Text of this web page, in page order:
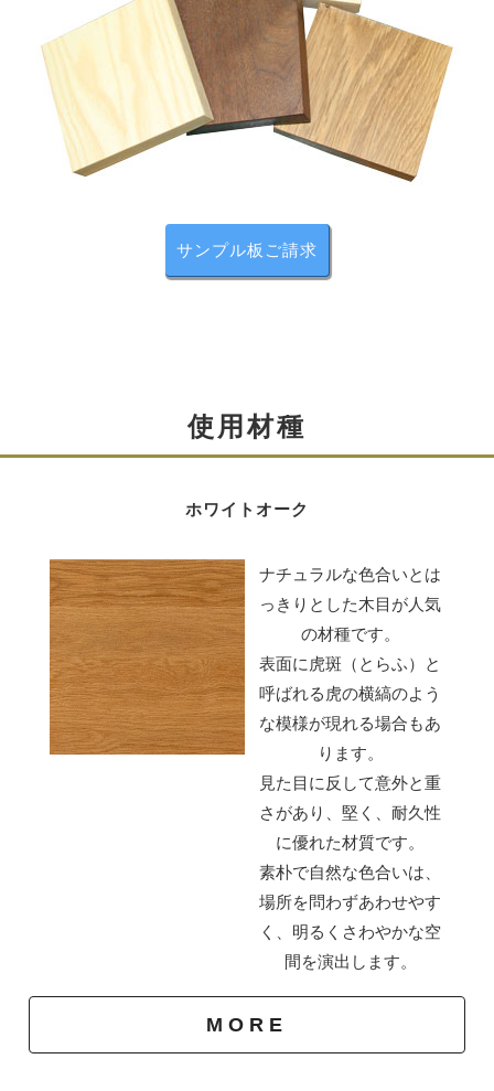
お好みでオイル塗装またはセラウッド塗装を無料でお選
いる本来の色・手触り・香りを楽しむことができます。
優れています。熱の影響もほとんど受けず、テーブルな
どで起こる輪染みの発生も抑えます。
オイル塗装・セラウッド塗装の違い
蜜蝋ワックス仕上げ
飲み物を置く機会の多い天板には、水はじきを良くする
ため、仕上げとして蜜蝋ワックスを塗布しています。
※オイル塗装の場合のみ塗布します。
3.ギャングソー
平行に並んだ2枚の刃によって、木材を平行に切
サンプル板ご請求
使用材種
ホワイトオーク
ナチュラルな色合いとは
っきりとした木目が人気
の材種です。
表面に虎斑（とらふ）と
呼ばれる虎の横縞のよう
な模様が現れる場合もあ
ります。
見た目に反して意外と重
さがあり、堅く、耐久性
に優れた材質です。
素朴で自然な色合いは、
場所を問わずあわせやす
く、明るくさわやかな空
間を演出します。
MORE